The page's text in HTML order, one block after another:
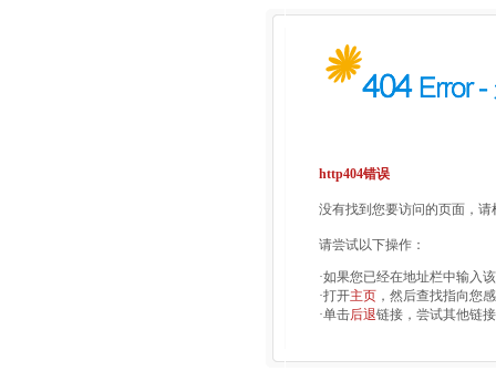
http404错误
没有找到您要访问的页面，
请尝试以下操作：
·如果您已经在地址栏中输入
·打开主页 ，然后查找指向您
·单击后退链接，尝试其他链